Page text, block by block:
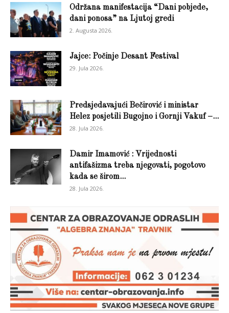
Održana manifestacija “Dani pobjede,
dani ponosa” na Ljutoj gredi
2. Augusta 2026.
Jajce: Počinje Desant Festival
29. Jula 2026.
Predsjedavajući Bečirović i ministar
Helez posjetili Bugojno i Gornji Vakuf –...
28. Jula 2026.
Damir Imamović : Vrijednosti
antifašizma treba njegovati, pogotovo
kada se širom...
28. Jula 2026.